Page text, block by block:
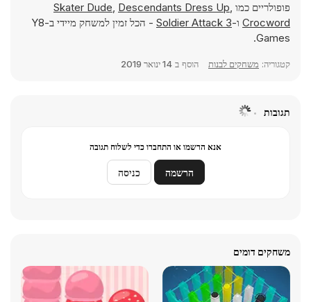
פופולריים כמו
Skater Dude, Descendants Dress Up,
Crocword ו-Soldier Attack 3
- הכל זמין למשחק מיידי ב-Y8
Games.
קטגוריה: משחקים לבנות הוסף ב 14 ינואר 2019
תגובות
אנא הרשמו או התחברו כדי לשלוח תגובה
הרשמה כניסה
משחקים דומים